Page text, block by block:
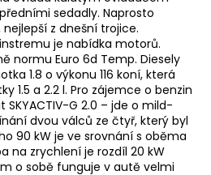
sedadly. Naprosto
z dnešní trojice.
je nabídka motorů.
normu Euro 6d Temp. Diesely
1.8 o výkonu 116 koní, která
1.5 a 2.2 l. Pro zájemce o benzin
G 2.0 – jde o mild-
dvou válců ze čtyř, který byl
90 kW je ve srovnání s oběma
na zrychlení je rozdíl 20 kW
o sobě funguje v autě velmi